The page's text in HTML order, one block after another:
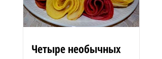
Четыре необычных